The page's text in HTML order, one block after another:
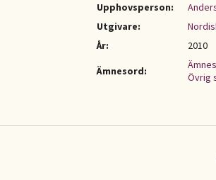
Upphovsperson:
Utgivare:
År:
2010
Ämnesord:
Övrig